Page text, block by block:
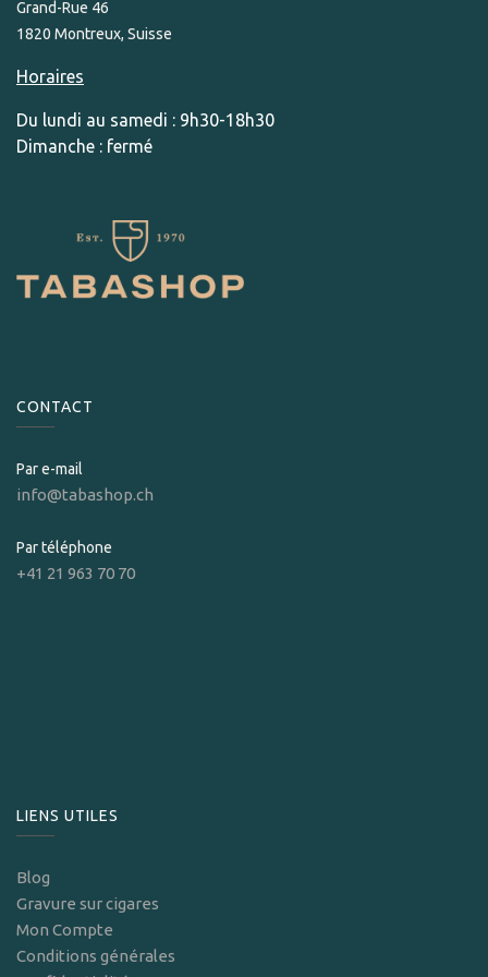
Grand-Rue 46
1820 Montreux, Suisse
Horaires
Du lundi au samedi : 9h30-18h30
Dimanche : fermé
CONTACT
Par e-mail
info@tabashop.ch
Par téléphone
+41 21 963 70 70
LIENS UTILES
Blog
Gravure sur cigares
Mon Compte
Conditions générales